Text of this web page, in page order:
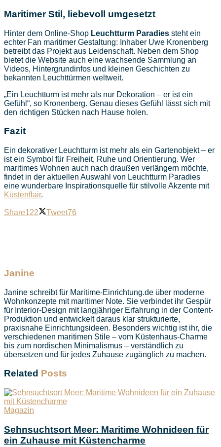
Maritimer Stil, liebevoll umgesetzt
Hinter dem Online-Shop Leuchtturm Paradies steht ein
echter Fan maritimer Gestaltung: Inhaber Uwe Kronenberg
betreibt das Projekt aus Leidenschaft. Neben dem Shop
bietet die Website auch eine wachsende Sammlung an
Videos, Hintergrundinfos und kleinen Geschichten zu
bekannten Leuchttürmen weltweit.
„Ein Leuchtturm ist mehr als nur Dekoration – er ist ein
Gefühl“, so Kronenberg. Genau dieses Gefühl lässt sich mit
den richtigen Stücken nach Hause holen.
Fazit
Ein dekorativer Leuchtturm ist mehr als ein Gartenobjekt – er
ist ein Symbol für Freiheit, Ruhe und Orientierung. Wer
maritimes Wohnen auch nach draußen verlängern möchte,
findet in der aktuellen Auswahl von Leuchtturm Paradies
eine wunderbare Inspirationsquelle für stilvolle Akzente mit
Küstenflair.
Share122 Tweet76
Janine
Janine schreibt für Maritime-Einrichtung.de über moderne
Wohnkonzepte mit maritimer Note. Sie verbindet ihr Gespür
für Interior-Design mit langjähriger Erfahrung in der Content-
Produktion und entwickelt daraus klar strukturierte,
praxisnahe Einrichtungsideen. Besonders wichtig ist ihr, die
verschiedenen maritimen Stile – vom Küstenhaus-Charme
bis zum nordischen Minimalismus – verständlich zu
übersetzen und für jedes Zuhause zugänglich zu machen.
Related Posts
Magazin
Sehnsuchtsort Meer: Maritime Wohnideen für
ein Zuhause mit Küstencharme